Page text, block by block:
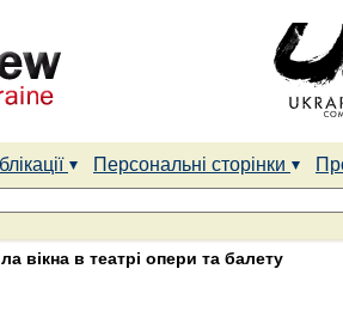
Персональні сторінки
вікна в театрі опери та балету